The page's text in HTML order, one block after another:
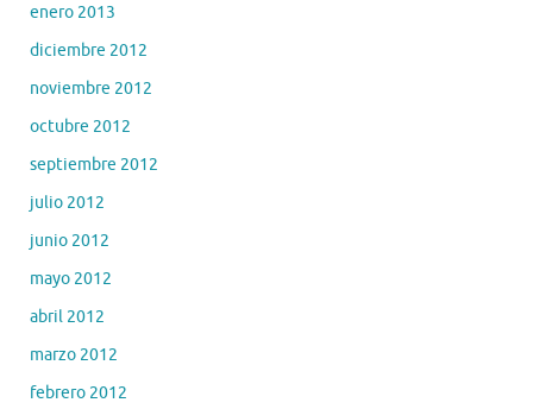
enero 2013
diciembre 2012
noviembre 2012
octubre 2012
septiembre 2012
julio 2012
junio 2012
mayo 2012
abril 2012
marzo 2012
febrero 2012